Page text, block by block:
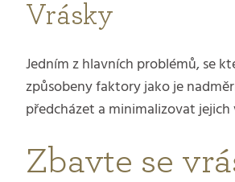
Vrásky
Jedním z hlavních problémů, se
způsobeny faktory jako je
předcházet a minimalizovat
Zbavte se